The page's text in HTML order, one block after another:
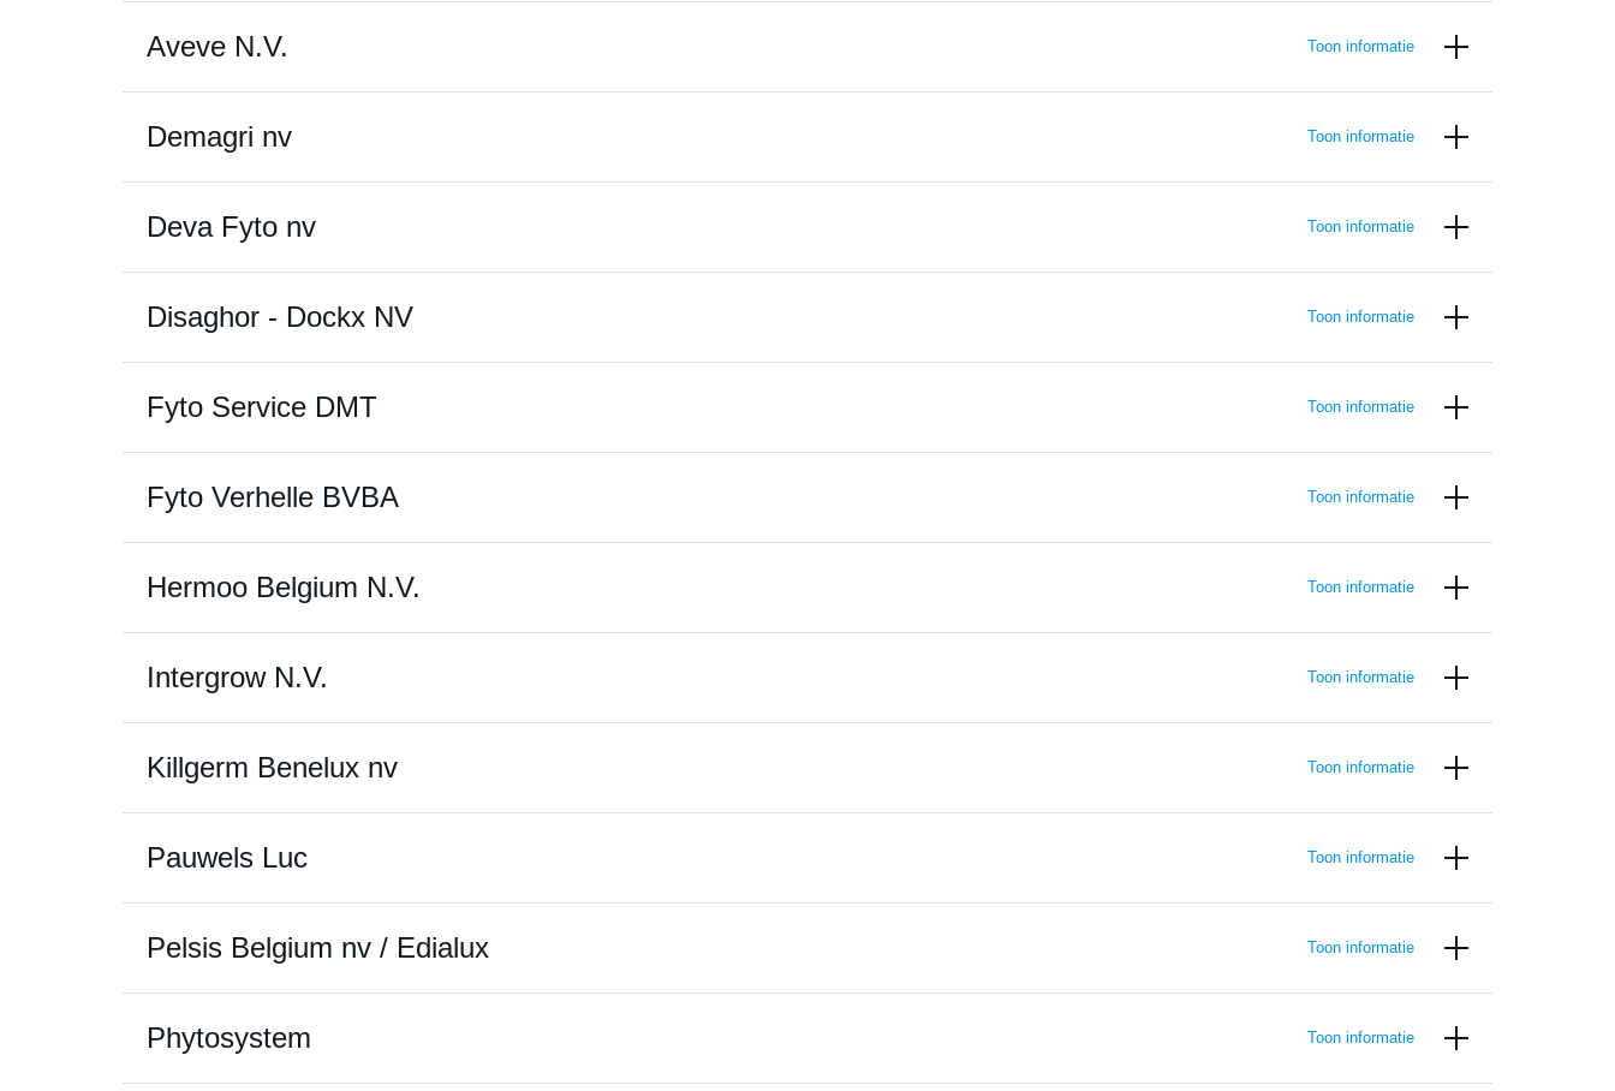
Aveve N.V. Toon informatie
Demagri nv Toon informatie
Deva Fyto nv Toon informatie
Disaghor - Dockx NV Toon informatie
Fyto Service DMT Toon informatie
Fyto Verhelle BVBA Toon informatie
Hermoo Belgium N.V. Toon informatie
Intergrow N.V. Toon informatie
Killgerm Benelux nv Toon informatie
Pauwels Luc Toon informatie
Pelsis Belgium nv / Edialux Toon informatie
Phytosystem Toon informatie